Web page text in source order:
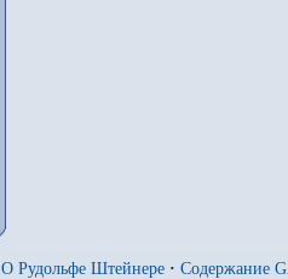
О Рудольфе Штейнере · Содержание